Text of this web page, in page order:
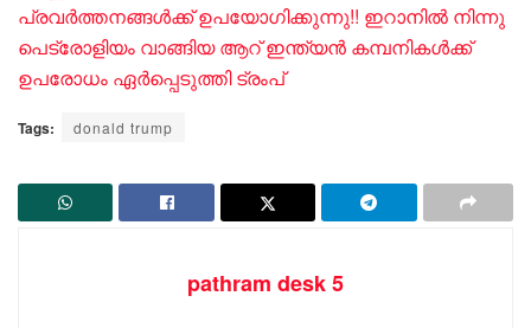
പ്രവർത്തനങ്ങൾക്ക് ഉപയോ​ഗിക്കുന്നു!! ഇറാനിൽ നിന്നു
പെട്രോളിയം വാങ്ങിയ ആറ് ഇന്ത്യൻ കമ്പനികൾക്ക്
ഉപരോധം ഏർപ്പെടുത്തി ട്രംപ്
Tags: donald trump
pathram desk 5